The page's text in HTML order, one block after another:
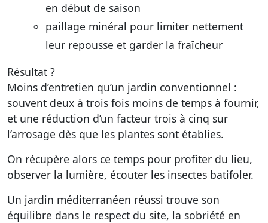
en début de saison
paillage minéral pour limiter nettement
leur repousse et garder la fraîcheur
Résultat ?
Moins d’entretien qu’un jardin conventionnel :
souvent deux à trois fois moins de temps à fournir,
et une réduction d’un facteur trois à cinq sur
l’arrosage dès que les plantes sont établies.
On récupère alors ce temps pour profiter du lieu,
observer la lumière, écouter les insectes batifoler.
Un jardin méditerranéen réussi trouve son
équilibre dans le respect du site, la sobriété en